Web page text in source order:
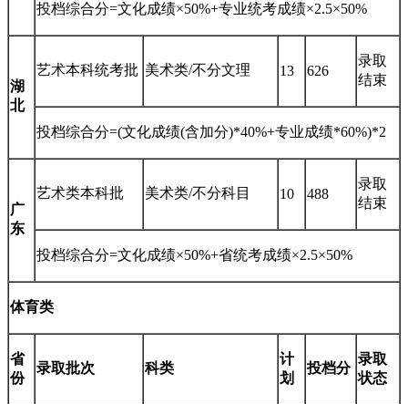
投档综合分=文化成绩×50%+专业统考成绩×2.5×50%
湖
北
艺术本科统考批 美术类/不分文理 13 626
录取
结束
投档综合分=(文化成绩(含加分)*40%+专业成绩*60%)*2
广
东
艺术类本科批 美术类/不分科目 10 488
录取
结束
投档综合分=文化成绩×50%+省统考成绩×2.5×50%
体育类
省
份
录取批次 科类
计
划
投档分
录取
状态